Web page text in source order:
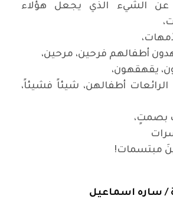
عن الشيء الذي يجعل هؤلاء
أطفالهم فرحين، مرحين،
يقهقهون،
أطفالهن، شيئاً فشيئاً،
بصمتٍ،
مبتسمات!
/ ساره اسماعيل